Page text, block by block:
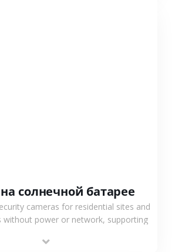
солнечной батарее
cameras for residential sites and
without power or network, supporting
outdoor monitoring.